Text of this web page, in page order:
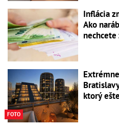
Inflácia
Ako
FOTO
ktorý